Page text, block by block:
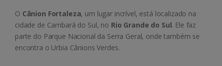
O Cânion Fortaleza, um lugar incrível, está localizado na
cidade de Cambará do Sul, no Rio Grande do Sul. Ele faz
parte do Parque Nacional da Serra Geral, onde também se
encontra o Urbia Cânions Verdes.